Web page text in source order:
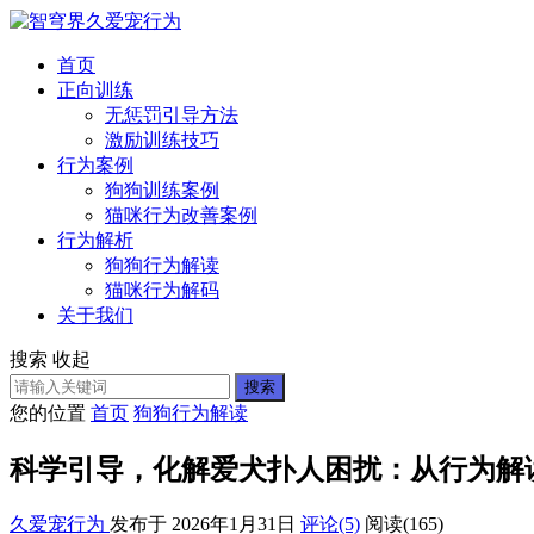
首页
正向训练
无惩罚引导方法
激励训练技巧
行为案例
狗狗训练案例
猫咪行为改善案例
行为解析
狗狗行为解读
猫咪行为解码
关于我们
搜索 收起
搜索
您的位置 首页 狗狗行为解读
科学引导，化解爱犬扑人困扰：从行为解
久爱宠行为 发布于 2026年1月31日 评论(5) 阅读(165)